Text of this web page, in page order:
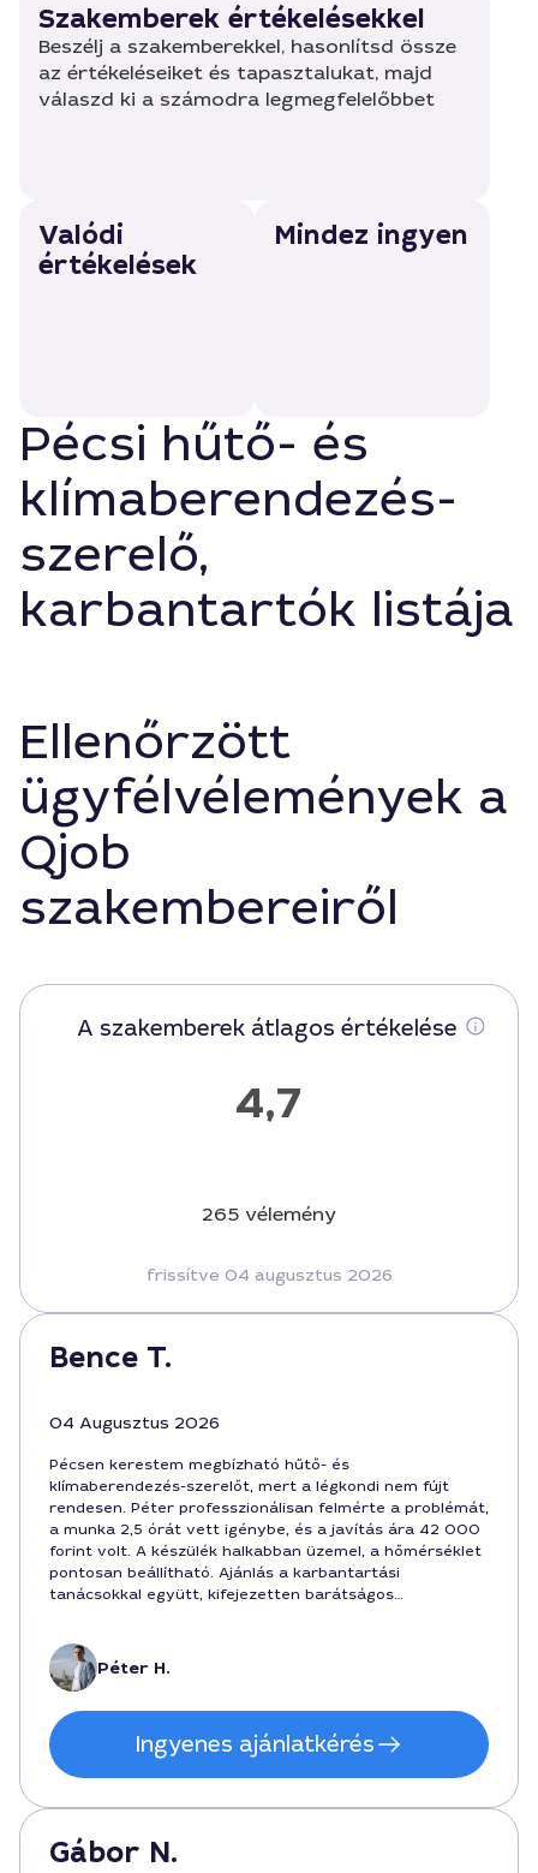
Szakemberek értékelésekkel
Beszélj a szakemberekkel, hasonlítsd össze
az értékeléseiket és tapasztalukat, majd
válaszd ki a számodra legmegfelelőbbet
Valódi
értékelések
Mindez ingyen
Pécsi hűtő- és
klímaberendezés-
szerelő,
karbantartók listája
Ellenőrzött
ügyfélvélemények a
Qjob
szakembereiről
A szakemberek átlagos értékelése
4,7
265 vélemény
frissítve 04 augusztus 2026
Bence T.
04 Augusztus 2026
Pécsen kerestem megbízható hűtő- és
klímaberendezés-szerelőt, mert a légkondi nem fújt
rendesen. Péter professzionálisan felmérte a problémát,
a munka 2,5 órát vett igénybe, és a javítás ára 42 000
forint volt. A készülék halkabban üzemel, a hőmérséklet
pontosan beállítható. Ajánlás a karbantartási
tanácsokkal együtt, kifejezetten barátságos
Péter H.
Ingyenes ajánlatkérés
Gábor N.